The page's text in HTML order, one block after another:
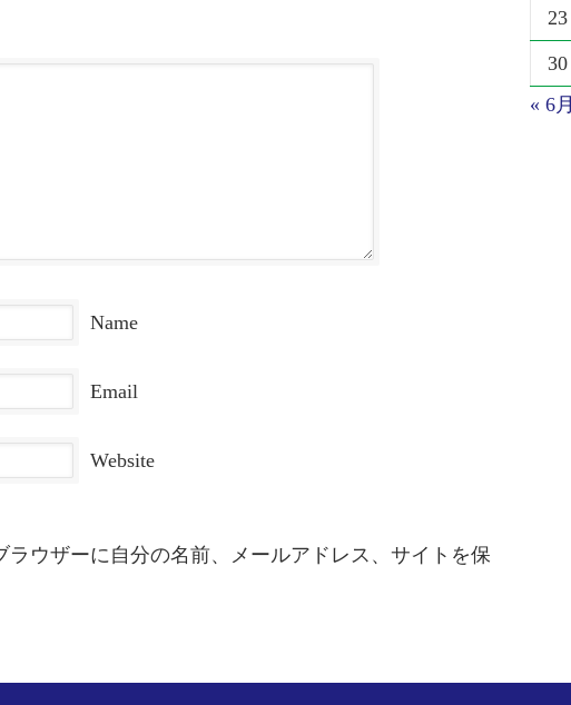
Name
Email
Website
ウザーに自分の名前、メールアドレス、サイトを保
23
30
« 6月